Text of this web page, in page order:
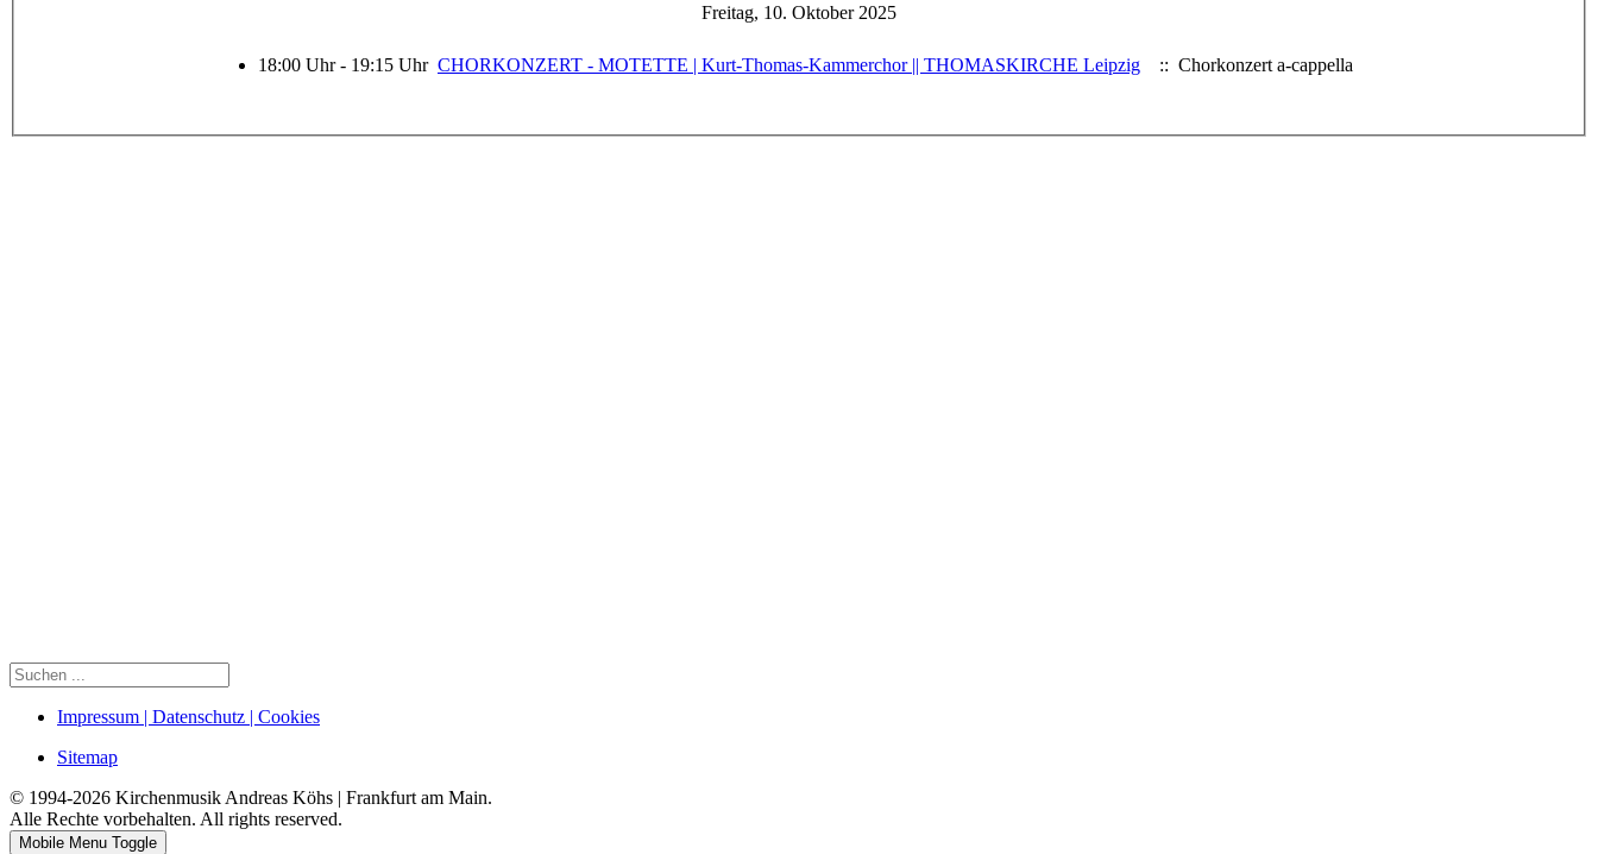
Freitag, 10. Oktober 2025
18:00 Uhr - 19:15 Uhr CHORKONZERT - MOTETTE | Kurt-Thomas-Kammerchor || THOMASKIRCHE Leipzig :: Chorkonzert a-cappella
Impressum | Datenschutz | Cookies
Sitemap
© 1994-2026 Kirchenmusik Andreas Köhs | Frankfurt am Main.
Alle Rechte vorbehalten. All rights reserved.
Mobile Menu Toggle